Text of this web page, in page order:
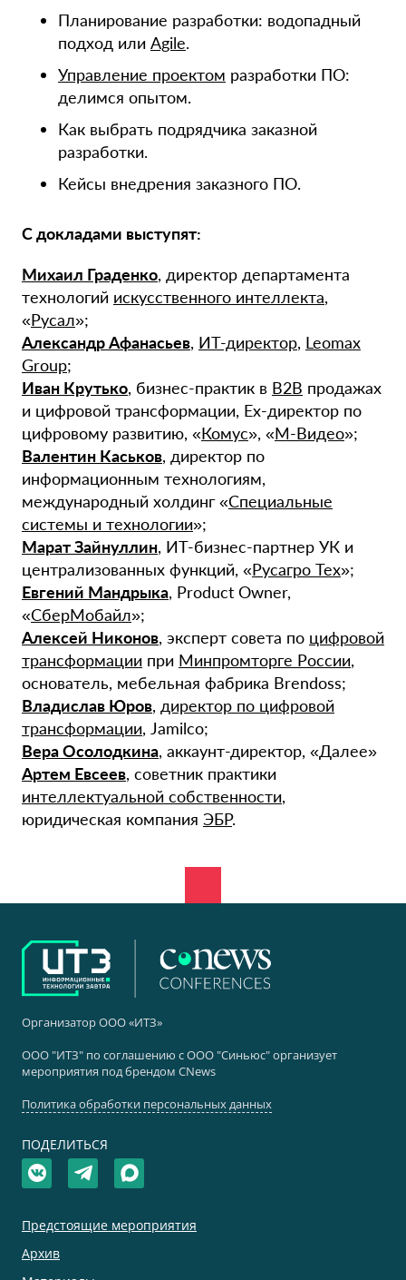
Планирование разработки: водопадный
подход или Agile.
Управление проектом разработки ПО:
делимся опытом.
Как выбрать подрядчика заказной
разработки.
Кейсы внедрения заказного ПО.
С докладами выступят:
Михаил Граденко, директор департамента
технологий искусственного интеллекта,
«Русал»;
Александр Афанасьев, ИТ-директор, Leomax
Group;
Иван Крутько, бизнес-практик в B2B продажах
и цифровой трансформации, Ex-директор по
цифровому развитию, «Комус», «М-Видео»;
Валентин Каськов, директор по
информационным технологиям,
международный холдинг «Специальные
системы и технологии»;
Марат Зайнуллин, ИТ-бизнес-партнер УК и
централизованных функций, «Русагро Тех»;
Евгений Мандрыка, Product Owner,
«СберМобайл»;
Алексей Никонов, эксперт совета по цифровой
трансформации при Минпромторге России,
основатель, мебельная фабрика Brendoss;
Владислав Юров, директор по цифровой
трансформации, Jamilco;
Вера Осолодкина, аккаунт-директор, «Далее»
Артем Евсеев, советник практики
интеллектуальной собственности,
юридическая компания ЭБР.
Организатор ООО «ИТЗ»
ООО "ИТЗ" по соглашению с ООО "Синьюс" организует
мероприятия под брендом CNews
Политика обработки персональных данных
ПОДЕЛИТЬСЯ
Предстоящие мероприятия
Архив